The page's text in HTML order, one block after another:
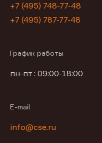
+7 (495) 748-77-48
+7 (495) 787-77-48
График работы
пн-пт : 09:00-18:00
E-mail
info@cse.ru